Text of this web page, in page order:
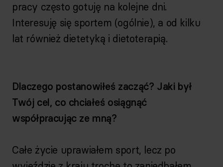
pracy często gotuję na kolejne dni.
Interesuję się sportem (ogólnie), a od kilku
lat również dietetyką i dietoterapią.
Dlaczego postanowiłeś zacząć? Jaki był
Twój cel, co chciałeś osiągnąć
współpracując ze mną?
Całe życie uprawiałem sport, lecz po